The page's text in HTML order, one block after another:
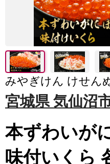
みやぎけん けせん
宮城県 気仙沼
本ずわいが
味付いくら